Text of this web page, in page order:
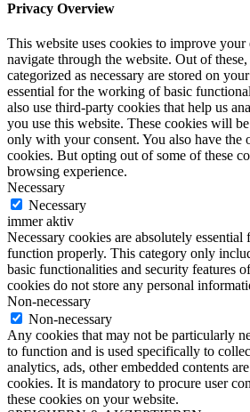
Privacy Overview
This website uses cookies to improve
navigate through the website. Out of
categorized as necessary are stored on
essential for the working of basic
also use third-party cookies that help us
you use this website. These cookies will
only with your consent. You also have the
cookies. But opting out of some of these
browsing experience.
Necessary
Necessary
immer aktiv
Necessary cookies are absolutely essential
function properly. This category only
basic functionalities and security features
cookies do not store any personal
Non-necessary
Non-necessary
Any cookies that may not be particularly
to function and is used specifically to
analytics, ads, other embedded contents
cookies. It is mandatory to procure user
these cookies on your website.